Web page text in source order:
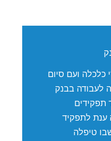
כלכלה ועם סיום
לעבודה בבנק
תפקידים
ענת לתפקיד
טיפלה